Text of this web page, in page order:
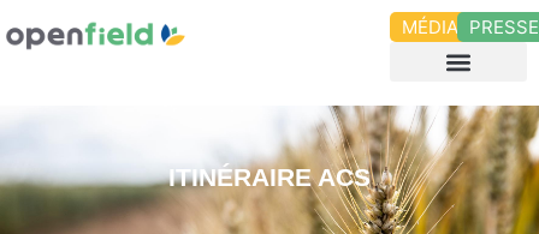
MÉDIAS PRESSE
ITINÉRAIRE ACS